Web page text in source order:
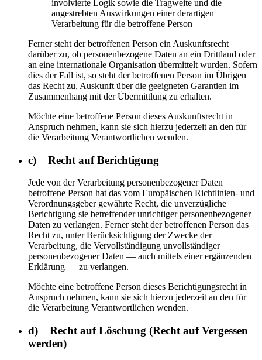
involvierte Logik sowie die Tragweite und die
angestrebten Auswirkungen einer derartigen
Verarbeitung für die betroffene Person
Ferner steht der betroffenen Person ein Auskunftsrecht
darüber zu, ob personenbezogene Daten an ein Drittland oder
an eine internationale Organisation übermittelt wurden. Sofern
dies der Fall ist, so steht der betroffenen Person im Übrigen
das Recht zu, Auskunft über die geeigneten Garantien im
Zusammenhang mit der Übermittlung zu erhalten.
Möchte eine betroffene Person dieses Auskunftsrecht in
Anspruch nehmen, kann sie sich hierzu jederzeit an den für
die Verarbeitung Verantwortlichen wenden.
c) Recht auf Berichtigung
Jede von der Verarbeitung personenbezogener Daten
betroffene Person hat das vom Europäischen Richtlinien- und
Verordnungsgeber gewährte Recht, die unverzügliche
Berichtigung sie betreffender unrichtiger personenbezogener
Daten zu verlangen. Ferner steht der betroffenen Person das
Recht zu, unter Berücksichtigung der Zwecke der
Verarbeitung, die Vervollständigung unvollständiger
personenbezogener Daten — auch mittels einer ergänzenden
Erklärung — zu verlangen.
Möchte eine betroffene Person dieses Berichtigungsrecht in
Anspruch nehmen, kann sie sich hierzu jederzeit an den für
die Verarbeitung Verantwortlichen wenden.
d) Recht auf Löschung (Recht auf Vergessen
werden)